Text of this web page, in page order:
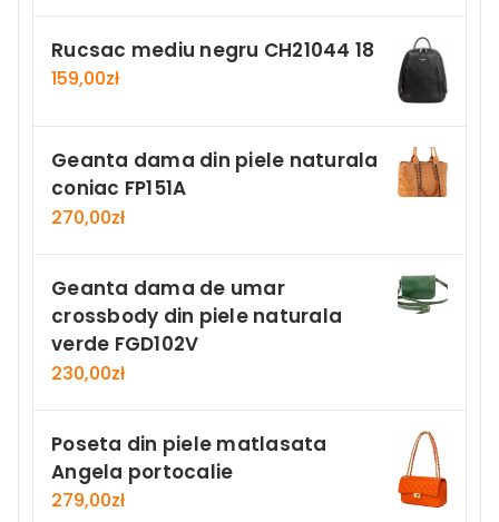
Rucsac mediu negru CH21044 18
159,00zł
Geanta dama din piele naturala
coniac FP151A
270,00zł
Geanta dama de umar
crossbody din piele naturala
verde FGD102V
230,00zł
Poseta din piele matlasata
Angela portocalie
279,00zł